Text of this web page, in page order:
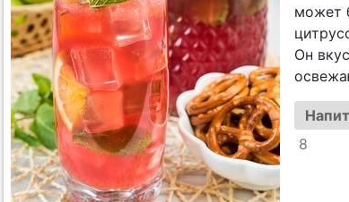
может
Он
8